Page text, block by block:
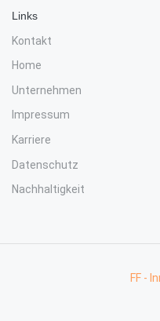
Links
Kontakt
Home
Unternehmen
Impressum
Karriere
Datenschutz
Nachhaltigkeit
FF -